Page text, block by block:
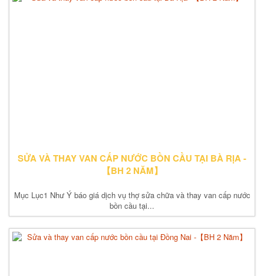
SỬA VÀ THAY VAN CẤP NƯỚC BỒN CẦU TẠI BÀ RỊA -
【BH 2 NĂM】
Mục Lục1 Như Ý báo giá dịch vụ thợ sửa chữa và thay van cấp nước
bồn cầu tại...